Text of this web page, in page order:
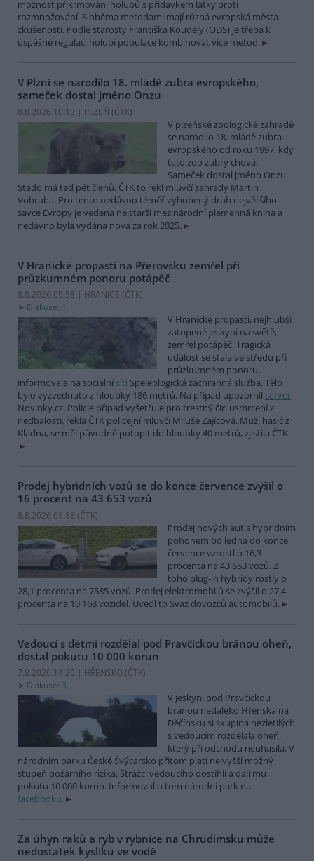
možnost přikrmování holubů s přídavkem látky proti
rozmnožování. S oběma metodami mají různá evropská města
zkušenosti. Podle starosty Františka Koudely (ODS) je třeba k
úspěšné regulaci holubí populace kombinovat více metod.
V Plzni se narodilo 18. mládě zubra evropského,
sameček dostal jméno Onzu
8.8.2026 10:13 | PLZEŇ (ČTK)
V plzeňské zoologické zahradě
se narodilo 18. mládě zubra
evropského od roku 1997, kdy
tato zoo zubry chová.
Sameček dostal jméno Onzu.
Stádo má teď pět členů. ČTK to řekl mluvčí zahrady Martin
Vobruba. Pro tento nedávno téměř vyhubený druh největšího
savce Evropy je vedena nejstarší mezinárodní plemenná kniha a
nedávno byla vydána nová za rok 2025.
V Hranické propasti na Přerovsku zemřel při
průzkumném ponoru potápěč
8.8.2026 09:58 | HRANICE (ČTK)
Diskuse: 1
V Hranické propasti, nejhlubší
zatopené jeskyni na světě,
zemřel potápěč. Tragická
událost se stala ve středu při
průzkumném ponoru,
informovala na sociální síti Speleologická záchranná služba. Tělo
bylo vyzvednuto z hloubky 186 metrů. Na případ upozornil server
Novinky.cz. Policie případ vyšetřuje pro trestný čin usmrcení z
nedbalosti, řekla ČTK policejní mluvčí Miluše Zajícová. Muž, hasič z
Kladna, se měl původně potopit do hloubky 40 metrů, zjistila ČTK.
Prodej hybridních vozů se do konce července zvýšil o
16 procent na 43 653 vozů
8.8.2026 01:18 (ČTK)
Prodej nových aut s hybridním
pohonem od ledna do konce
července vzrostl o 16,3
procenta na 43 653 vozů. Z
toho plug-in hybridy rostly o
28,1 procenta na 7585 vozů. Prodej elektromobilů se zvýšil o 27,4
procenta na 10 168 vozidel. Uvedl to Svaz dovozců automobilů.
Vedoucí s dětmi rozdělal pod Pravčickou bránou oheň,
dostal pokutu 10 000 korun
7.8.2026 14:20 | HŘENSKO (ČTK)
Diskuse: 3
V jeskyni pod Pravčickou
bránou nedaleko Hřenska na
Děčínsku si skupina nezletilých
s vedoucím rozdělala oheň,
který při odchodu neuhasila. V
národním parku České Švýcarsko přitom platí nejvyšší možný
stupeň požárního rizika. Strážci vedoucího dostihli a dali mu
pokutu 10 000 korun. Informoval o tom národní park na
facebooku.
Za úhyn raků a ryb v rybníce na Chrudimsku může
nedostatek kyslíku ve vodě